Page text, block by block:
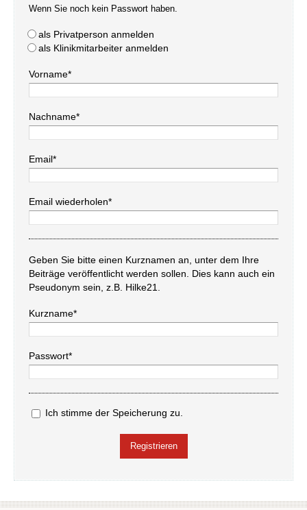
Wenn Sie noch kein Passwort haben.
als Privatperson anmelden
als Klinikmitarbeiter anmelden
Vorname*
Nachname*
Email*
Email wiederholen*
Geben Sie bitte einen Kurznamen an, unter dem Ihre
Beiträge veröffentlicht werden sollen. Dies kann auch ein
Pseudonym sein, z.B. Hilke21.
Kurzname*
Passwort*
Ich stimme der Speicherung zu.